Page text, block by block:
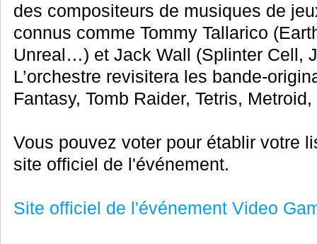
des compositeurs de musiques de
connus comme Tommy Tallarico
Unreal…) et Jack Wall (Splinter Cell,
L’orchestre revisitera les bande-
Fantasy, Tomb Raider, Tetris,
Vous pouvez voter pour établir votre
site officiel de l'événement.
Site officiel de l'événement Video